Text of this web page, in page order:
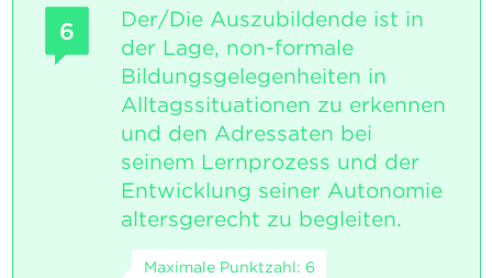
6
Der/Die Auszubildende ist in
der Lage, non-formale
Bildungsgelegenheiten in
Alltagssituationen zu erkennen
und den Adressaten bei
seinem Lernprozess und der
Entwicklung seiner Autonomie
altersgerecht zu begleiten.
Maximale Punktzahl: 6